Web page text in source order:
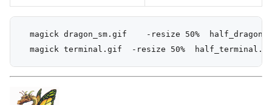
magick dragon_sm.gif    -resize 50%